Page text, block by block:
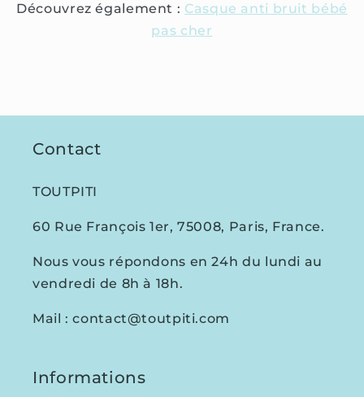
Découvrez également : Casque anti bruit bébé
pas cher
Contact
TOUTPITI
60 Rue François 1er, 75008, Paris, France.
Nous vous répondons en 24h du lundi au
vendredi de 8h à 18h.
Mail : contact@toutpiti.com
Informations